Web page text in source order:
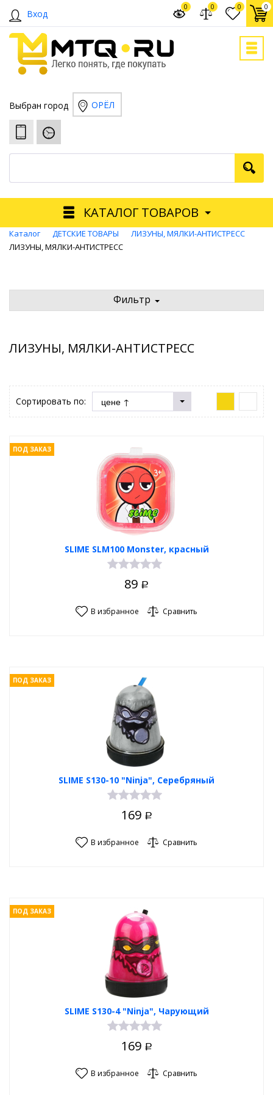
Вход
0 0
0 0
Выбран город ОРЁЛ
КАТАЛОГ ТОВАРОВ
Каталог ДЕТСКИЕ ТОВАРЫ
ЛИЗУНЫ, МЯЛКИ-АНТИСТРЕСС
ЛИЗУНЫ, МЯЛКИ-АНТИСТРЕСС
Фильтр
ЛИЗУНЫ, МЯЛКИ-АНТИСТРЕСС
Сортировать по:
SLIME SLM100 Monster, красный
ПОД ЗАКАЗ
89 Р
В избранное Сравнить
SLIME S130-10 "Ninja", Серебряный
ПОД ЗАКАЗ
169 Р
В избранное Сравнить
SLIME S130-4 "Ninja", Чарующий
ПОД ЗАКАЗ
169 Р
В избранное Сравнить